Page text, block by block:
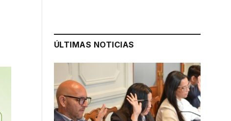
ÚLTIMAS NOTICIAS